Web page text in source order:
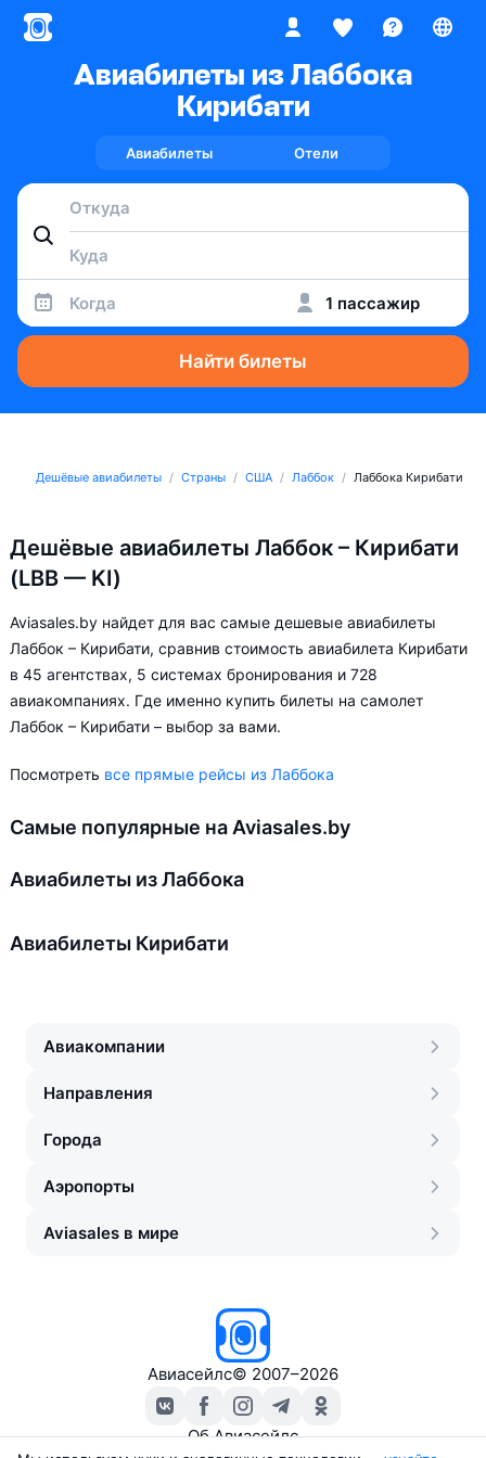
Авиабилеты из Лаббока
Кирибати
Авиабилеты Отели
Когда 1 пассажир
Найти билеты
Дешёвые авиабилеты Страны США Лаббок Лаббока Кирибати
Дешёвые авиабилеты Лаббок – Кирибати
(LBB — KI)
Aviasales.by найдет для вас самые дешевые авиабилеты
Лаббок – Кирибати, сравнив стоимость авиабилета Кирибати
в 45 агентствах, 5 системах бронирования и 728
авиакомпаниях. Где именно купить билеты на самолет
Лаббок – Кирибати – выбор за вами.
Посмотреть все прямые рейсы из Лаббока
Самые популярные на Aviasales.by
Авиабилеты из Лаббока
Авиабилеты Кирибати
Авиакомпании
Направления
Города
Аэропорты
Aviasales в мире
Авиасейлс© 2007–2026
Об Авиасейлс